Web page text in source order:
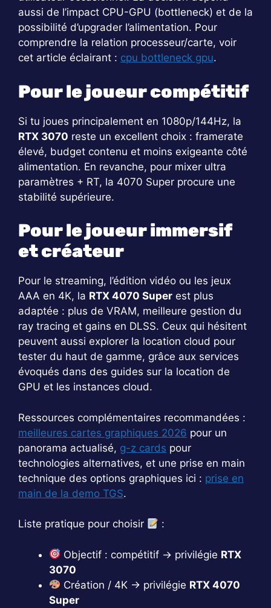
aussi de l’impact CPU-GPU (bottleneck) et de la
possibilité d’upgrader l’alimentation. Pour
comprendre la relation processeur/carte, voir
cet article éclairant : cpu bottleneck gpu.
Pour le joueur compétitif
Si tu joues principalement en 1080p/144Hz, la
RTX 3070 reste un excellent choix : framerate
élevé, budget contenu et moins exigeante côté
alimentation. En revanche, pour mixer ultra
paramètres + RT, la 4070 Super procure une
stabilité supérieure.
Pour le joueur immersif
et créateur
Pour le streaming, l’édition vidéo ou les jeux
AAA en 4K, la RTX 4070 Super est plus
adaptée : plus de VRAM, meilleure gestion du
ray tracing et gains en DLSS. Ceux qui hésitent
peuvent aussi explorer la location cloud pour
tester du haut de gamme, grâce aux services
évoqués dans des guides sur la location de
GPU et les instances cloud.
Ressources complémentaires recommandées :
meilleures cartes graphiques 2026 pour un
panorama actualisé, g-z cards pour
technologies alternatives, et une prise en main
technique des options graphiques ici : prise en
main de la demo TGS.
Liste pratique pour choisir :
Objectif : compétitif → privilégie RTX
3070
Création / 4K → privilégie RTX 4070
Super